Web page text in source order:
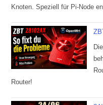
Knoten. Speziell für Pi-Node
Router!